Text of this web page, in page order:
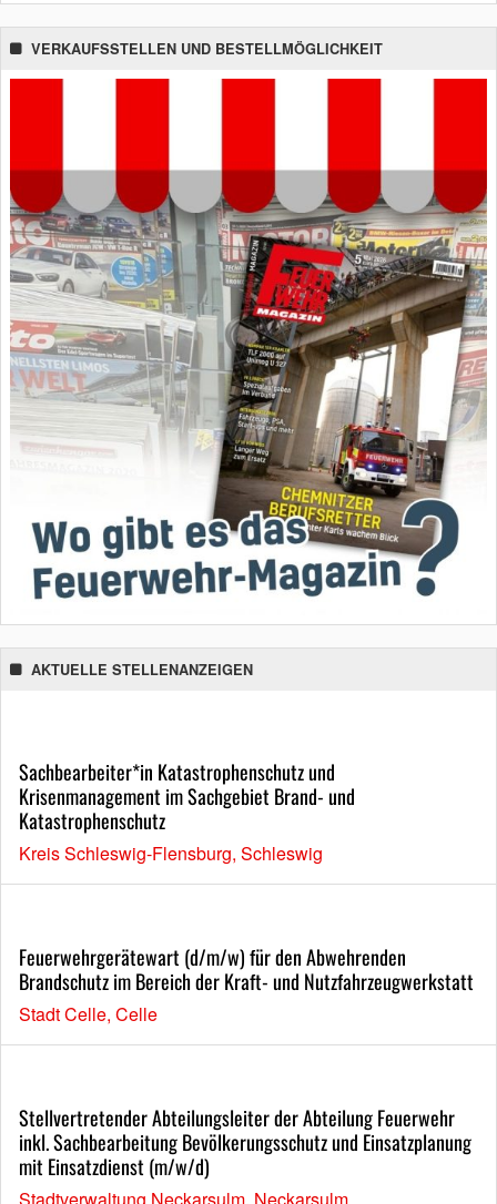
VERKAUFSSTELLEN UND BESTELLMÖGLICHKEIT
AKTUELLE STELLENANZEIGEN
Sachbearbeiter*in Katastrophenschutz und
Krisenmanagement im Sachgebiet Brand- und
Katastrophenschutz
Kreis Schleswig-Flensburg, Schleswig
Feuerwehrgerätewart (d/m/w) für den Abwehrenden
Brandschutz im Bereich der Kraft- und Nutzfahrzeugwerkstatt
Stadt Celle, Celle
Stellvertretender Abteilungsleiter der Abteilung Feuerwehr
inkl. Sachbearbeitung Bevölkerungsschutz und Einsatzplanung
mit Einsatzdienst (m/w/d)
Stadtverwaltung Neckarsulm, Neckarsulm